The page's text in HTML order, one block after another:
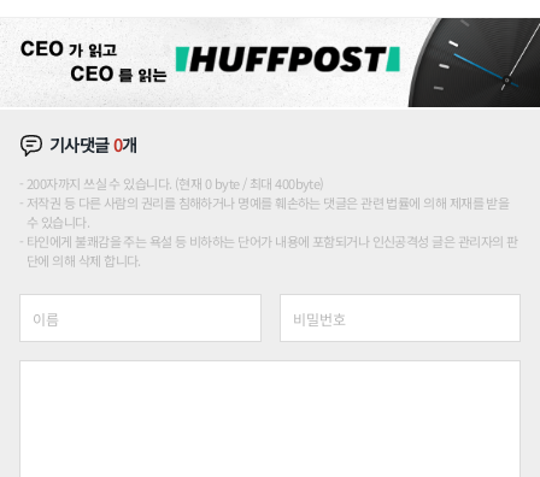
기사댓글0개
200자까지 쓰실 수 있습니다. (현재 0 byte / 최대 400byte)
저작권 등 다른 사람의 권리를 침해하거나 명예를 훼손하는 댓글은 관련 법률에 의해 제재를 받을
수 있습니다.
타인에게 불쾌감을 주는 욕설 등 비하하는 단어가 내용에 포함되거나 인신공격성 글은 관리자의 판
단에 의해 삭제 합니다.